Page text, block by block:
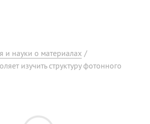
и науки о материалах /
изучить структуру фотонного